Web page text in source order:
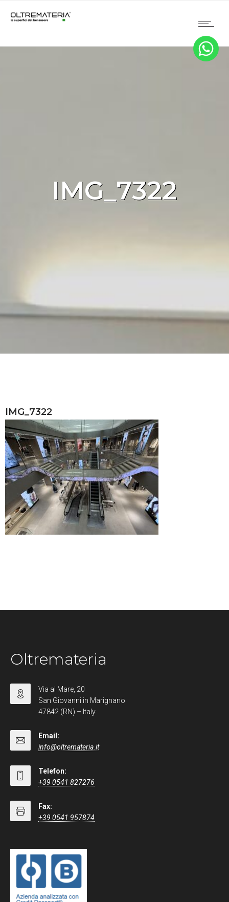
IMG_7322
IMG_7322
Oltremateria
Via al Mare, 20
San Giovanni in Marignano
47842 (RN) – Italy
Email:
info@oltremateria.it
Telefon:
+39 0541 827276
Fax:
+39 0541 957874